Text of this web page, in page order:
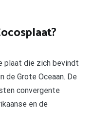
plaat die zich bevindt
de Grote Oceaan. De
convergente
en de